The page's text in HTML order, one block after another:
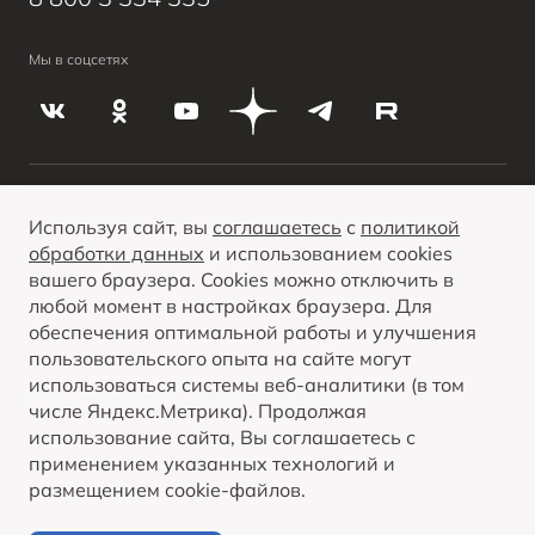
Мы в соцсетях
КРЕДИТНЫЕ ПРОГРАММЫ
Вся представленная на сайте информация, касающаяся автомобилей и
сервисного обслуживания, носит информационный характер и не является
публичной офертой. Все цены, указанные на данном сайте, носят
информационный характер и являются максимально рекомендуемыми
розничными ценами по расчетам дистрибьютора (ООО «ФАВ-Восточная
Европа»). Для получения подробной информации просьба обращаться к
ближайшему официальному дилеру ООО «ФАВ-Восточная Европа» .
Опубликованная на данном сайте информация может быть изменена в любое
время без предварительного уведомления.
ПОКАЗАТЬ ВСЕ
© 2026 Bestune Russia
Политика обработки персональных данных
Правовая информация
Контакты
Используя сайт, вы соглашаетесь с политикой
обработки данных и использованием cookies
вашего браузера. Cookies можно отключить в
любой момент в настройках браузера. Для
обеспечения оптимальной работы и улучшения
пользовательского опыта на сайте могут
использоваться системы веб-аналитики (в том
числе Яндекс.Метрика). Продолжая
использование сайта, Вы соглашаетесь с
применением указанных технологий и
размещением cookie-файлов.